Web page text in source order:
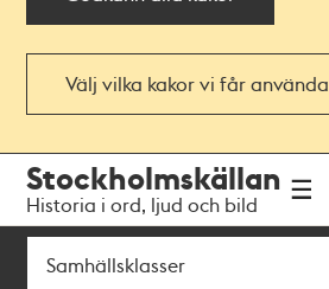
Välj vilka kakor vi får använda
navigationen
huvudinnehållet
Stockholmskällan
Historia i ord, ljud och bild
Sök